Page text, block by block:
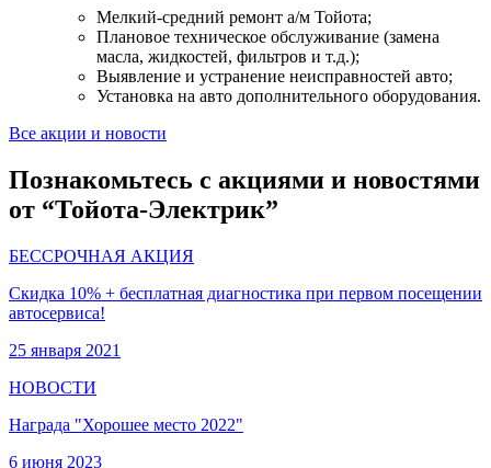
Мелкий-средний ремонт а/м Тойота;
Плановое техническое обслуживание (замена
масла, жидкостей, фильтров и т.д.);
Выявление и устранение неисправностей авто;
Установка на авто дополнительного оборудования.
Все акции и новости
Познакомьтесь с акциями и новостями
от “Тойота-Электрик”
БЕССРОЧНАЯ АКЦИЯ
Скидка 10% + бесплатная диагностика при первом посещении
автосервиса!
25 января 2021
НОВОСТИ
Награда "Хорошее место 2022"
6 июня 2023